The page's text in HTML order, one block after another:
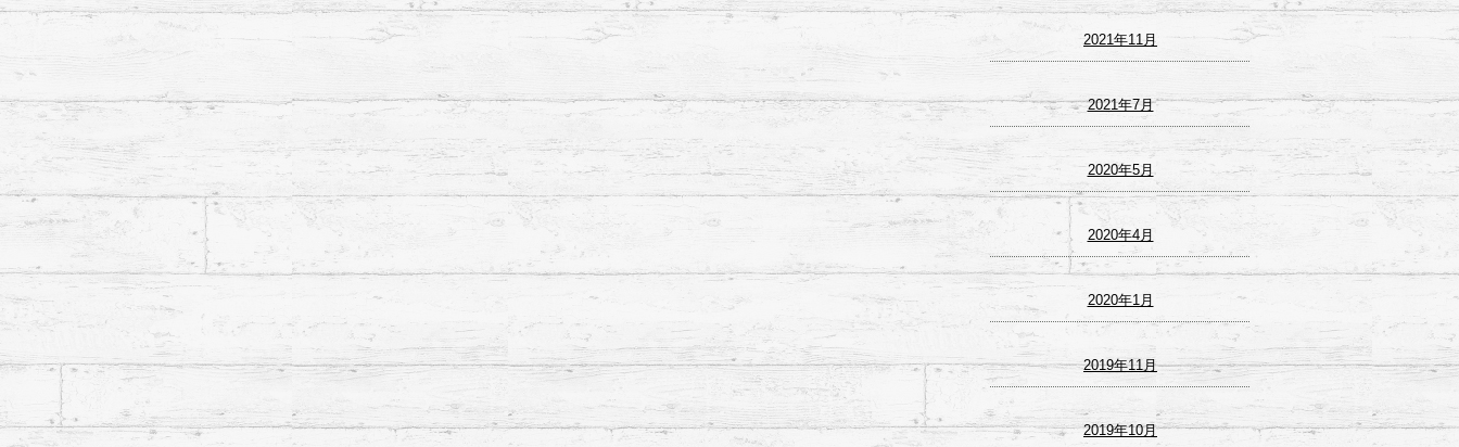
2021年11月
2021年7月
2020年5月
2020年4月
2020年1月
2019年11月
2019年10月